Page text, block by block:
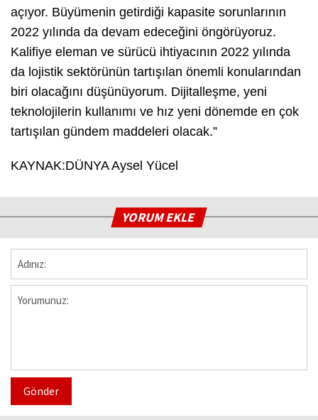
açıyor. Büyümenin getirdiği kapasite sorunlarının
2022 yılında da devam edeceğini öngörüyoruz.
Kalifiye eleman ve sürücü ihtiyacının 2022 yılında
da lojistik sektörünün tartışılan önemli konularından
biri olacağını düşünüyorum. Dijitalleşme, yeni
teknolojilerin kullanımı ve hız yeni dönemde en çok
tartışılan gündem maddeleri olacak.”
KAYNAK:DÜNYA Aysel Yücel
YORUM EKLE
Gönder